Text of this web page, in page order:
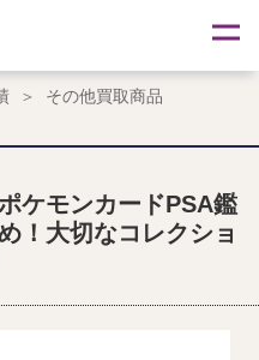
その他買取商品
ケモンカードPSA鑑
！大切なコレクショ